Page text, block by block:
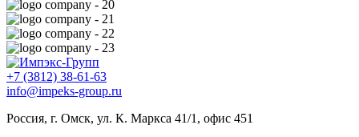
+7 (3812) 38-61-63
info@impeks-group.ru
Россия, г. Омск, ул. К. Маркса 41/1, офис 451